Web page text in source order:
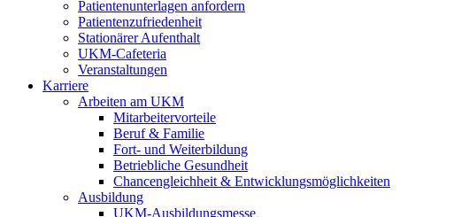
Patientenunterlagen anfordern
Patientenzufriedenheit
Stationärer Aufenthalt
UKM-Cafeteria
Veranstaltungen
Karriere
Arbeiten am UKM
Mitarbeitervorteile
Beruf & Familie
Fort- und Weiterbildung
Betriebliche Gesundheit
Chancengleichheit & Entwicklungsmöglichkeiten
Ausbildung
UKM-Ausbildungsmesse